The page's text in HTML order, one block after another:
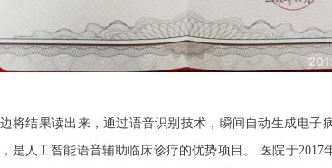
将结果读出来，通过语音识别技术，瞬间自动生成电子
是人工智能语音辅助临床诊疗的优势项目。
医院于2017